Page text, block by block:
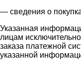
— сведения о
Указанная
лицам
заказа платежной
указанной